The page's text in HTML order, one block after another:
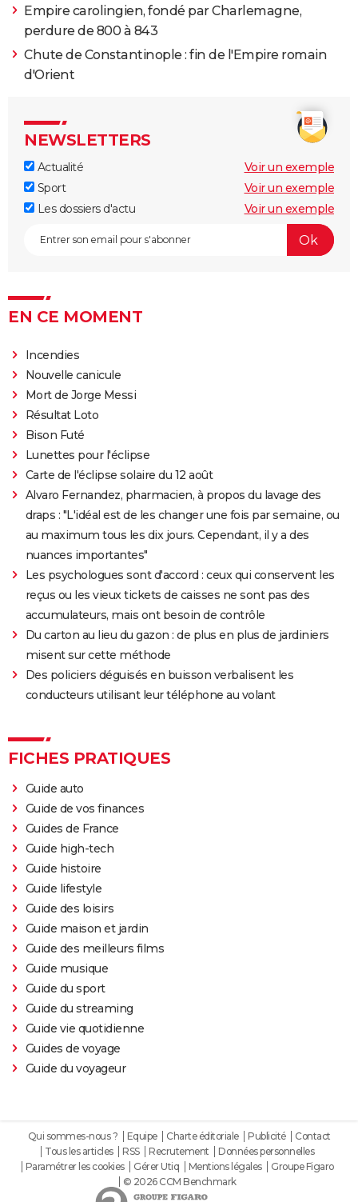
Empire carolingien, fondé par Charlemagne,
perdure de 800 à 843
Chute de Constantinople : fin de l'Empire romain
d'Orient
NEWSLETTERS
Actualité
Voir un exemple
Sport
Voir un exemple
Les dossiers d'actu
Voir un exemple
EN CE MOMENT
Incendies
Nouvelle canicule
Mort de Jorge Messi
Résultat Loto
Bison Futé
Lunettes pour l'éclipse
Carte de l'éclipse solaire du 12 août
Alvaro Fernandez, pharmacien, à propos du lavage des
draps : "L'idéal est de les changer une fois par semaine, ou
au maximum tous les dix jours. Cependant, il y a des
nuances importantes"
Les psychologues sont d'accord : ceux qui conservent les
reçus ou les vieux tickets de caisses ne sont pas des
accumulateurs, mais ont besoin de contrôle
Du carton au lieu du gazon : de plus en plus de jardiniers
misent sur cette méthode
Des policiers déguisés en buisson verbalisent les
conducteurs utilisant leur téléphone au volant
FICHES PRATIQUES
Guide auto
Guide de vos finances
Guides de France
Guide high-tech
Guide histoire
Guide lifestyle
Guide des loisirs
Guide maison et jardin
Guide des meilleurs films
Guide musique
Guide du sport
Guide du streaming
Guide vie quotidienne
Guides de voyage
Guide du voyageur
Qui sommes-nous ? Equipe Charte éditoriale Publicité
Contact
Tous les articles
RSS Recrutement
Données personnelles
Paramétrer les cookies
Gérer Utiq Mentions légales
Groupe Figaro
© 2026 CCM Benchmark